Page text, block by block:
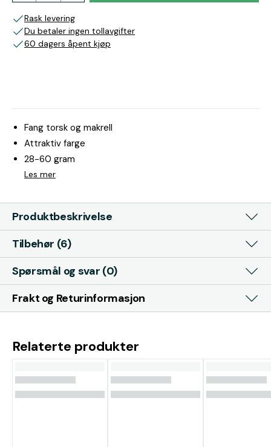
Rask levering
Du betaler ingen tollavgifter
60 dagers åpent kjøp
Fang torsk og makrell
Attraktiv farge
28-60 gram
Les mer
Produktbeskrivelse
Tilbehør (6)
Spørsmål og svar (0)
Frakt og Returinformasjon
Relaterte produkter